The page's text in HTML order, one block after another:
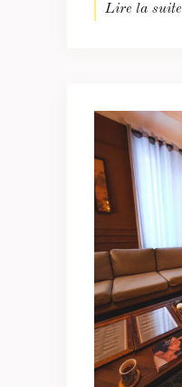
Lire la suite